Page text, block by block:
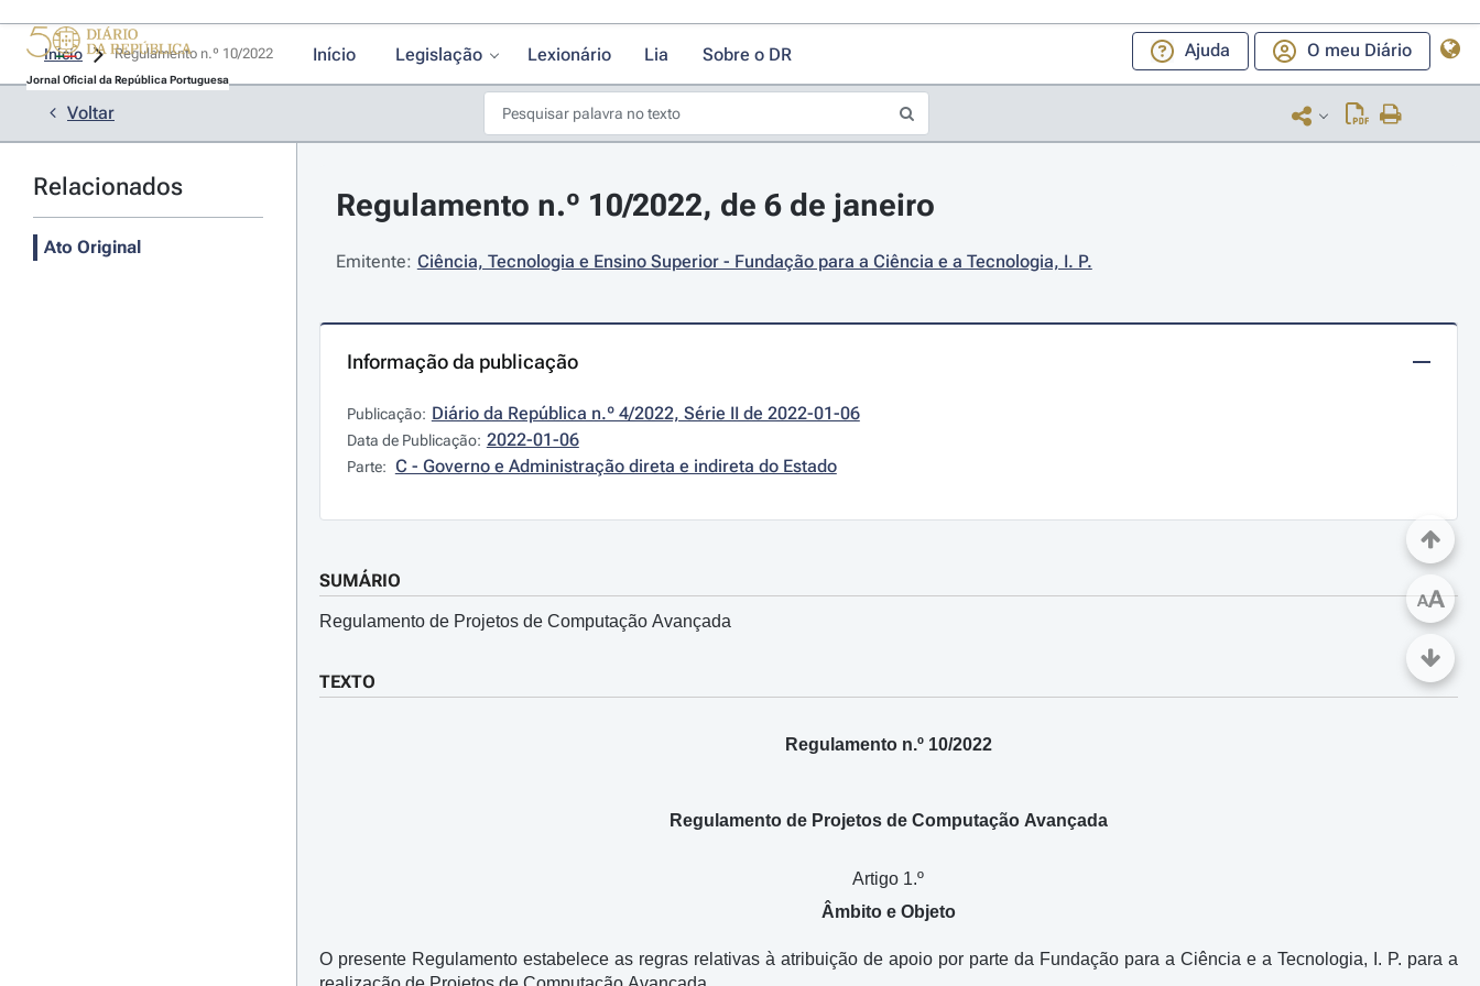
Jornal Oficial da República Portuguesa
Início Legislação Lexionário Lia Sobre o DR Ajuda O meu Diário
Início
Voltar
Relacionados
Ato Original
Regulamento n.º 10/2022, de 6 de janeiro
Emitente: Ciência, Tecnologia e Ensino Superior - Fundação para a Ciência e a Tecnologia, I. P.
Informação da publicação
Publicação: Diário da República n.º 4/2022, Série II de 2022-01-06
Data de Publicação: 2022-01-06
Parte: C - Governo e Administração direta e indireta do Estado
SUMÁRIO
Regulamento de Projetos de Computação Avançada
TEXTO
Regulamento n.º 10/2022
Regulamento de Projetos de Computação Avançada
Artigo 1.º
Âmbito e Objeto
O presente Regulamento estabelece as regras relativas à atribuição de apoio por parte da Fundação para a Ciência e a Tecnologia, I. P. para a
AA